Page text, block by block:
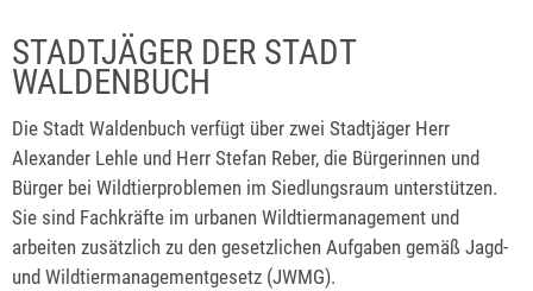
STADTJÄGER DER STADT
WALDENBUCH
Die Stadt Waldenbuch verfügt über zwei Stadtjäger Herr
Alexander Lehle und Herr Stefan Reber, die Bürgerinnen und
Bürger bei Wildtierproblemen im Siedlungsraum unterstützen.
Sie sind Fachkräfte im urbanen Wildtiermanagement und
arbeiten zusätzlich zu den gesetzlichen Aufgaben gemäß Jagd-
und Wildtiermanagementgesetz (JWMG).